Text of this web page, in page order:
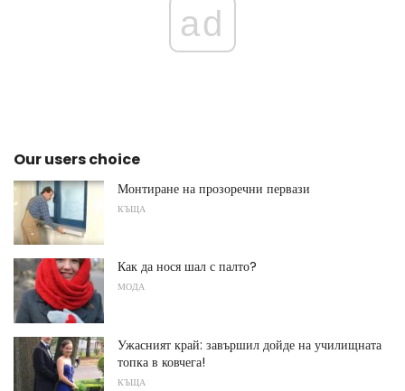
ad
Our users choice
Монтиране на прозоречни первази
КЪЩА
Как да нося шал с палто?
МОДА
Ужасният край: завършил дойде на училищната
топка в ковчега!
КЪЩА